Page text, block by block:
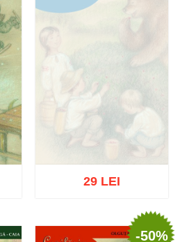
Stoc epuizat
29 LEI
-50%